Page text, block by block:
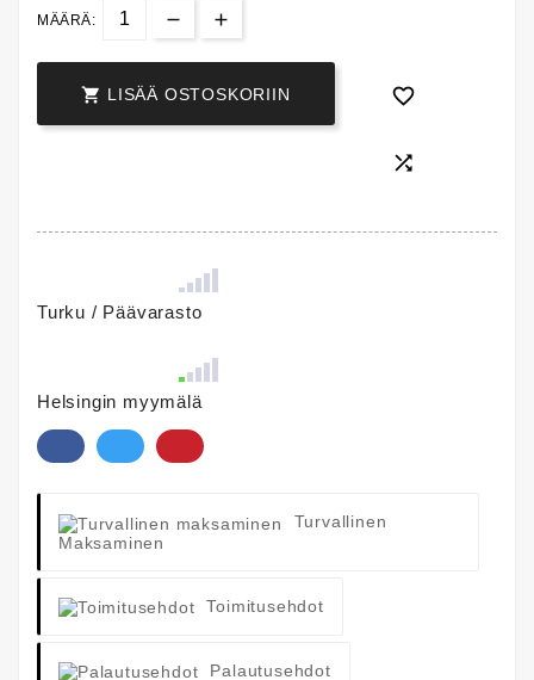
MÄÄRÄ:
 LISÄÄ OSTOSKORIIN 

Turku / Päävarasto
Helsingin myymälä
Turvallinen
Maksaminen
Toimitusehdot
Palautusehdot